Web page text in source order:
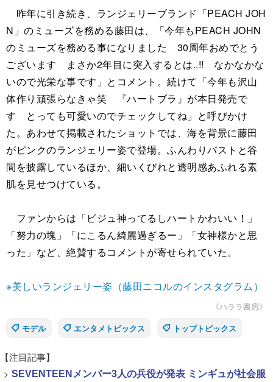
昨年に引き続き、ランジェリーブランド「PEACH JOH
N」のミューズを務める藤田は、「今年もPEACH JOHN
のミューズを務める事になりました 30周年おめでとう
ございます まさか2年目に突入するとは..!! なかなかな
いので光栄な事です」とコメント。続けて「今年も沢山
体作り頑張らなきゃ笑 『ハートブラ』が本日発売で
す とっても可愛いのでチェックしてね」と呼びかけ
た。あわせて掲載されたショットでは、海を背景に藤田
がピンクのランジェリー姿で登場。ふんわりバストと谷
間を披露しているほか、細いくびれと透明感あふれる素
肌を見せつけている。
ファンからは「ビジュ神ってるしハートかわいい！」
「努力の塊」「にこるん綺麗過ぎるー」「女神様かと思
った」など、絶賛するコメントが寄せられていた。
※美しいランジェリー姿（藤田ニコルのインスタグラム）
《ハララ書房》
モデル
エンタメトピックス トップトピックス
【注目記事】
> SEVENTEENメンバー3人の兵役が発表 ミンギュが社会服